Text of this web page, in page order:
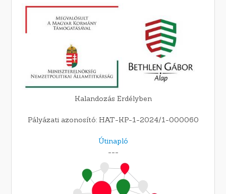
Kalandozás Erdélyben
Pályázati azonosító: HAT-KP-1-2024/1-000060
Útinapló
---